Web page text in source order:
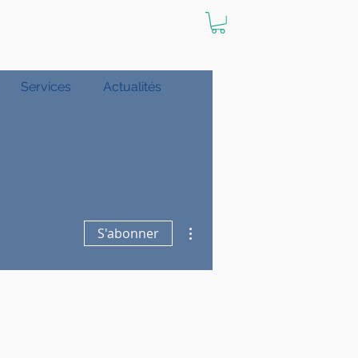
Services Actualités
S'abonner